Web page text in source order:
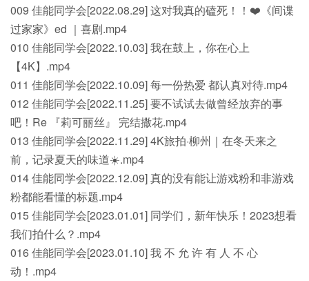
009 佳能同学会[2022.08.29] 这对我真的磕死！！❤️《间谍
过家家》ed ｜喜剧.mp4
010 佳能同学会[2022.10.03] 我在鼓上，你在心上
【4K】.mp4
011 佳能同学会[2022.10.09] 每一份热爱 都认真对待.mp4
012 佳能同学会[2022.11.25] 要不试试去做曾经放弃的事
吧！Re 『莉可丽丝』 完结撒花.mp4
013 佳能同学会[2022.11.29] 4K旅拍·柳州｜在冬天来之
前，记录夏天的味道☀️.mp4
014 佳能同学会[2022.12.09] 真的没有能让游戏粉和非游戏
粉都能看懂的标题.mp4
015 佳能同学会[2023.01.01] 同学们，新年快乐！2023想看
我们拍什么？.mp4
016 佳能同学会[2023.01.10] 我 不 允 许 有 人 不 心
动！.mp4